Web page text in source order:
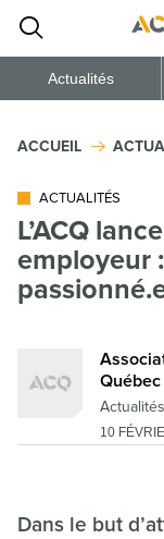
Actualités
ACCUEIL
ACTUALITÉS
L’ACQ
employeur
Québec
10
Dans le but